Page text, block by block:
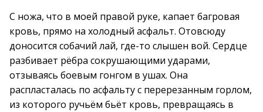
С ножа, что в моей правой руке, капает багровая
кровь, прямо на холодный асфальт. Отовсюду
доносится собачий лай, где-то слышен вой. Сердце
разбивает рёбра сокрушающими ударами,
отзываясь боевым гонгом в ушах. Она
распласталась по асфальту с перерезанным горлом,
из которого ручьём бьёт кровь, превращаясь в